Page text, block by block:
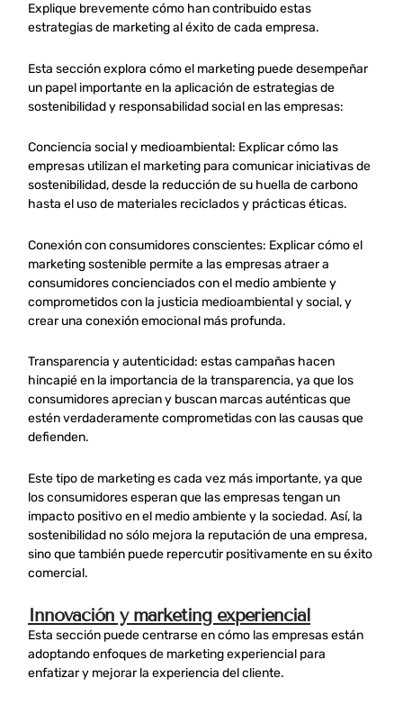
Explique brevemente cómo han contribuido estas
estrategias de marketing al éxito de cada empresa.
Esta sección explora cómo el marketing puede desempeñar
un papel importante en la aplicación de estrategias de
sostenibilidad y responsabilidad social en las empresas:
Conciencia social y medioambiental: Explicar cómo las
empresas utilizan el marketing para comunicar iniciativas de
sostenibilidad, desde la reducción de su huella de carbono
hasta el uso de materiales reciclados y prácticas éticas.
Conexión con consumidores conscientes: Explicar cómo el
marketing sostenible permite a las empresas atraer a
consumidores concienciados con el medio ambiente y
comprometidos con la justicia medioambiental y social, y
crear una conexión emocional más profunda.
Transparencia y autenticidad: estas campañas hacen
hincapié en la importancia de la transparencia, ya que los
consumidores aprecian y buscan marcas auténticas que
estén verdaderamente comprometidas con las causas que
defienden.
Este tipo de marketing es cada vez más importante, ya que
los consumidores esperan que las empresas tengan un
impacto positivo en el medio ambiente y la sociedad. Así, la
sostenibilidad no sólo mejora la reputación de una empresa,
sino que también puede repercutir positivamente en su éxito
comercial.
Innovación y marketing experiencial
Esta sección puede centrarse en cómo las empresas están
adoptando enfoques de marketing experiencial para
enfatizar y mejorar la experiencia del cliente.